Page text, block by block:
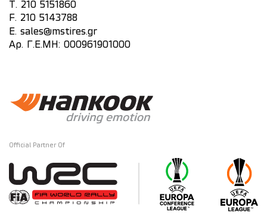
T. 210 5151860
F. 210 5143788
E. sales@mstires.gr
Αρ. Γ.Ε.ΜΗ: 000961901000
Official Partner Of